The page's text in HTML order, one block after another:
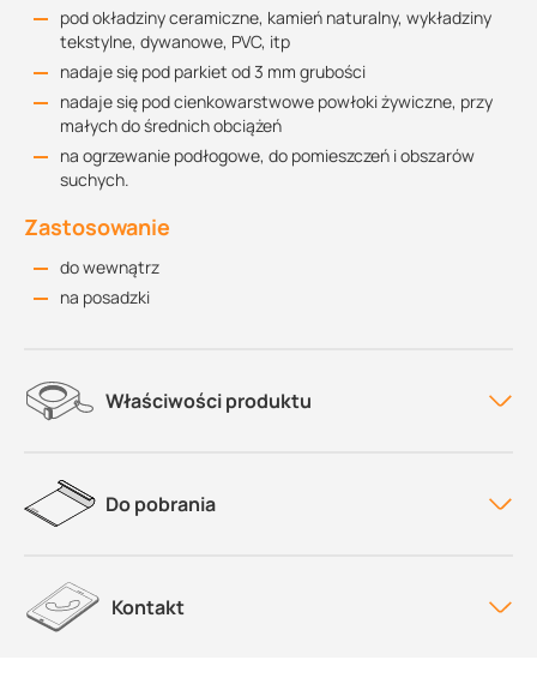
pod okładziny ceramiczne, kamień naturalny, wykładziny
tekstylne, dywanowe, PVC, itp
nadaje się pod parkiet od 3 mm grubości
nadaje się pod cienkowarstwowe powłoki żywiczne, przy
małych do średnich obciążeń
na ogrzewanie podłogowe, do pomieszczeń i obszarów
suchych.
Zastosowanie
do wewnątrz
na posadzki
Właściwości produktu
Do pobrania
Kontakt